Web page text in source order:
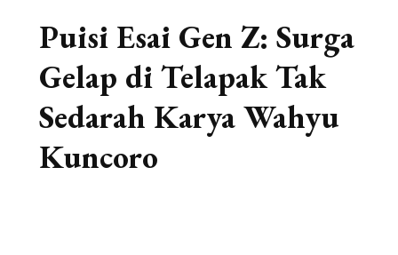
Puisi Esai Gen Z: Surga
Gelap di Telapak Tak
Sedarah Karya Wahyu
Kuncoro